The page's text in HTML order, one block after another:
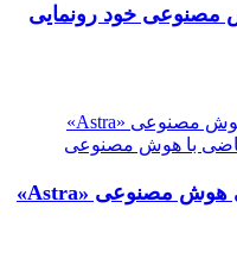
مصنوعی خود رونمایی
OpenAI از خانواده جدید مدل‌های هوش مصنوعی «Astra»